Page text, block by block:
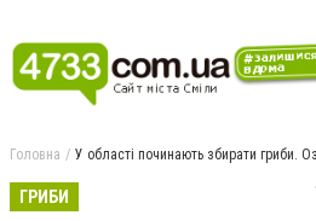
Головна У області починають збирати гриби.
ГРИБИ